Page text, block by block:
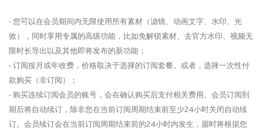
- 您可以在会员期间内无限使用所有素材（滤镜、动画文字、水印、光
效），同时享用专属的高级功能，比如免解锁素材、去官方水印、视频无
限时长导出以及其他即将发布的新功能；
- 订阅按月或年收费，价格取决于选择的订阅套餐。或者，选择一次性付
款购买（非订阅）；
- 购买连续订阅会员的账号，会在确认购买后支付相关费用。会员订阅到
期后将自动续订，除非您在当前订阅周期结束前至少24小时关闭自动续
订。会员续订会在当前订阅周期结束前的24小时内发生，届时将根据您